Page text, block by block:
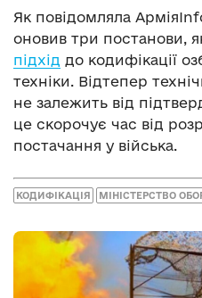
Як повідомляла
оновив три постанови,
підхід до кодифікації
техніки. Відтепер
не залежить від
це скорочує час від
постачання у війська.
КОДИФІКАЦІЯ МІНІСТЕРСТВО